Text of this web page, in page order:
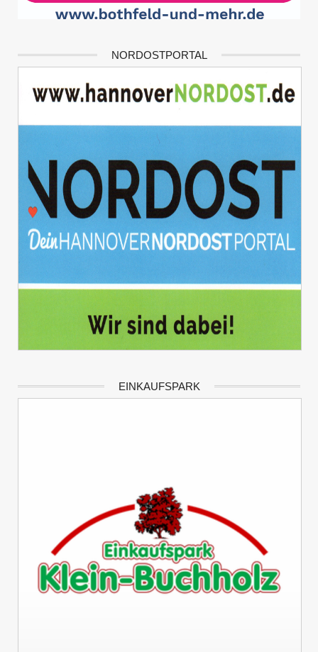
NORDOSTPORTAL
EINKAUFSPARK